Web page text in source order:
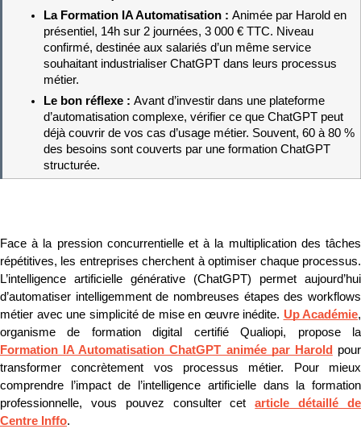
La Formation IA Automatisation : Animée par Harold en
présentiel, 14h sur 2 journées, 3 000 € TTC. Niveau
confirmé, destinée aux salariés d’un même service
souhaitant industrialiser ChatGPT dans leurs processus
métier.
Le bon réflexe : Avant d’investir dans une plateforme
d’automatisation complexe, vérifier ce que ChatGPT peut
déjà couvrir de vos cas d’usage métier. Souvent, 60 à 80 %
des besoins sont couverts par une formation ChatGPT
structurée.
Face à la pression concurrentielle et à la multiplication des tâches
répétitives, les entreprises cherchent à optimiser chaque processus.
L’intelligence artificielle générative (ChatGPT) permet aujourd’hui
d’automatiser intelligemment de nombreuses étapes des workflows
métier avec une simplicité de mise en œuvre inédite. Up Académie,
Formation IA Automatisation ChatGPT animée par Harold
pour
transformer concrètement vos processus métier. Pour mieux
comprendre l’impact de l’intelligence artificielle dans la formation
professionnelle, vous pouvez consulter cet article détaillé de
Centre Inffo.